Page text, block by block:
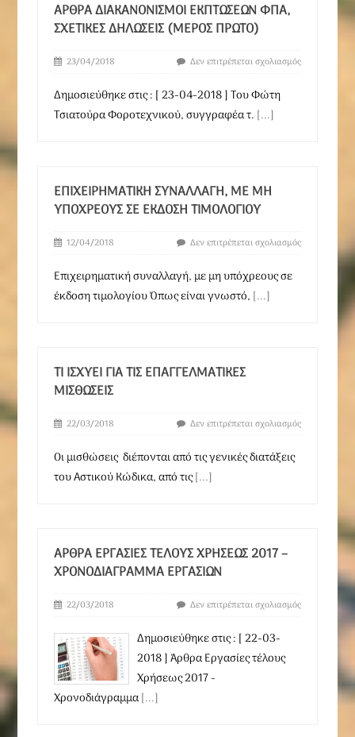
ΆΡΘΡΑ ΔΙΑΚΑΝΟΝΙΣΜΟΊ ΕΚΠΤΏΣΕΩΝ ΦΠΑ,
ΣΧΕΤΙΚΈΣ ΔΗΛΏΣΕΙΣ (ΜΈΡΟΣ ΠΡΏΤΟ)
23/04/2018 Δεν επιτρέπεται σχολιασμός
Δημοσιεύθηκε στις : [ 23-04-2018 ] Του Φώτη
Τσιατούρα Φοροτεχνικού, συγγραφέα τ. [...]
ΕΠΙΧΕΙΡΗΜΑΤΙΚΉ ΣΥΝΑΛΛΑΓΉ, ΜΕ ΜΗ
ΥΠΌΧΡΕΟΥΣ ΣΕ ΈΚΔΟΣΗ ΤΙΜΟΛΟΓΊΟΥ
12/04/2018 Δεν επιτρέπεται σχολιασμός
Επιχειρηματική συναλλαγή, με μη υπόχρεους σε
έκδοση τιμολογίου Όπως είναι γνωστό, [...]
ΤΙ ΙΣΧΎΕΙ ΓΙΑ ΤΙΣ ΕΠΑΓΓΕΛΜΑΤΙΚΈΣ
ΜΙΣΘΏΣΕΙΣ
22/03/2018 Δεν επιτρέπεται σχολιασμός
Οι μισθώσεις διέπονται από τις γενικές διατάξεις
του Αστικού Κώδικα, από τις[...]
ΆΡΘΡΑ ΕΡΓΑΣΊΕΣ ΤΈΛΟΥΣ ΧΡΉΣΕΩΣ 2017 –
ΧΡΟΝΟΔΙΆΓΡΑΜΜΑ ΕΡΓΑΣΙΏΝ
22/03/2018 Δεν επιτρέπεται σχολιασμός
Δημοσιεύθηκε στις : [ 22-03-
2018 ] Άρθρα Εργασίες τέλους
Χρήσεως 2017 -
Χρονοδιάγραμμα[...]